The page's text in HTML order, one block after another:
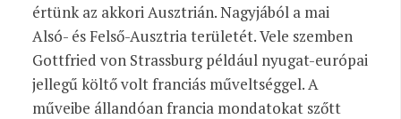
értünk az akkori Ausztrián. Nagyjából a mai
Alsó- és Felső-Ausztria területét. Vele szemben
Gottfried von Strassburg például nyugat-európai
jellegű költő volt franciás műveltséggel. A
műveibe állandóan francia mondatokat szőtt